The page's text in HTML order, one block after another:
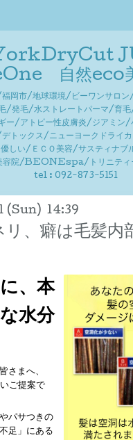
自然eco
岡市/地球環境/ビーワンサロン
/発毛/水ストレートパーマ/育
ー/アトピー性皮膚炎/ジアミ
トックス/ニューヨークドライ
しい/ＥＣＯ美容/サスティナブ
容院/BEONEspa/トリニテ
tel : 092-873-5151
(Sun) 14:39
リ、癖は毛髪内
、本
水分
さまへ、
ご提案で
パサつきの
足」にある